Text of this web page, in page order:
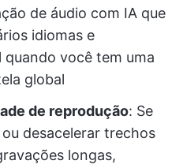
de áudio com IA que
idiomas e
você tem uma
global
de reprodução: Se
desacelerar trechos
longas,